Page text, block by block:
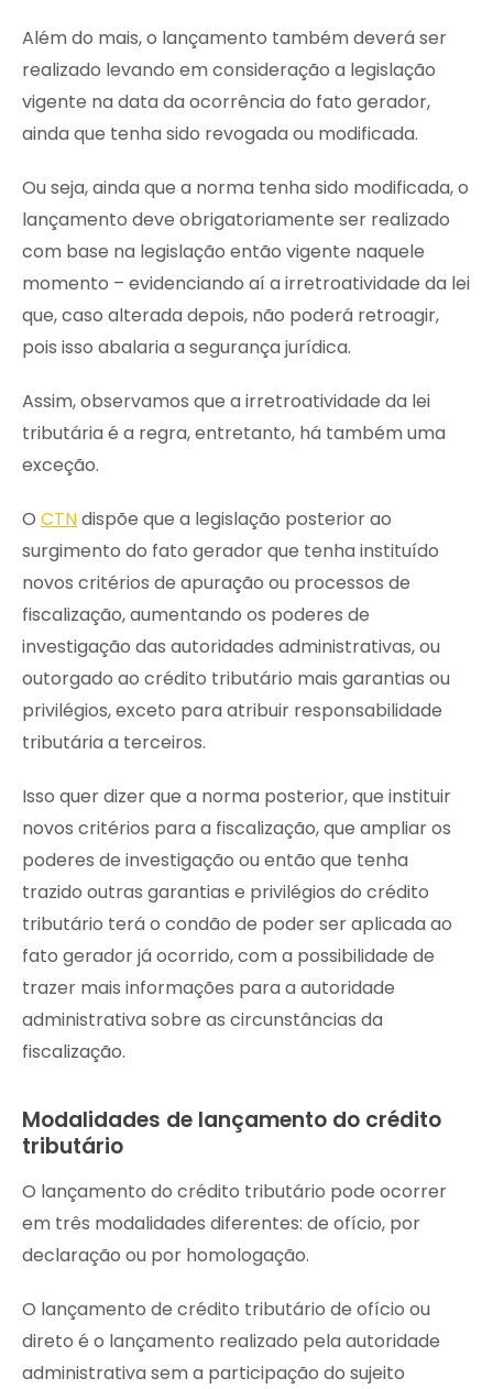
Além do mais, o lançamento também deverá ser
realizado levando em consideração a legislação
vigente na data da ocorrência do fato gerador,
ainda que tenha sido revogada ou modificada.
Ou seja, ainda que a norma tenha sido modificada, o
lançamento deve obrigatoriamente ser realizado
com base na legislação então vigente naquele
momento – evidenciando aí a irretroatividade da lei
que, caso alterada depois, não poderá retroagir,
pois isso abalaria a segurança jurídica.
Assim, observamos que a irretroatividade da lei
tributária é a regra, entretanto, há também uma
exceção.
O CTNdispõe que a legislação posterior ao
surgimento do fato gerador que tenha instituído
novos critérios de apuração ou processos de
fiscalização, aumentando os poderes de
investigação das autoridades administrativas, ou
outorgado ao crédito tributário mais garantias ou
privilégios, exceto para atribuir responsabilidade
tributária a terceiros.
Isso quer dizer que a norma posterior, que instituir
novos critérios para a fiscalização, que ampliar os
poderes de investigação ou então que tenha
trazido outras garantias e privilégios do crédito
tributário terá o condão de poder ser aplicada ao
fato gerador já ocorrido, com a possibilidade de
trazer mais informações para a autoridade
administrativa sobre as circunstâncias da
fiscalização.
Modalidades de lançamento do crédito
tributário
O lançamento do crédito tributário pode ocorrer
em três modalidades diferentes: de ofício, por
declaração ou por homologação.
O lançamento de crédito tributário de ofício ou
direto é o lançamento realizado pela autoridade
administrativa sem a participação do sujeito